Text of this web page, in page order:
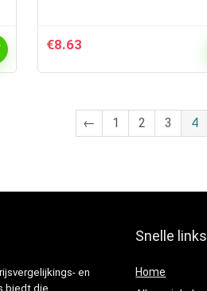
€8.63
← 1 2 3 4
en
biedt die
Snelle links
Home